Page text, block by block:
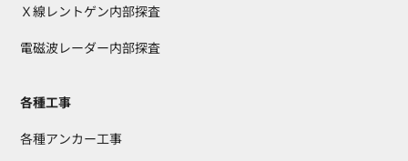
Ｘ線レントゲン内部探査
電磁波レーダー内部探査
各種工事
各種アンカー工事